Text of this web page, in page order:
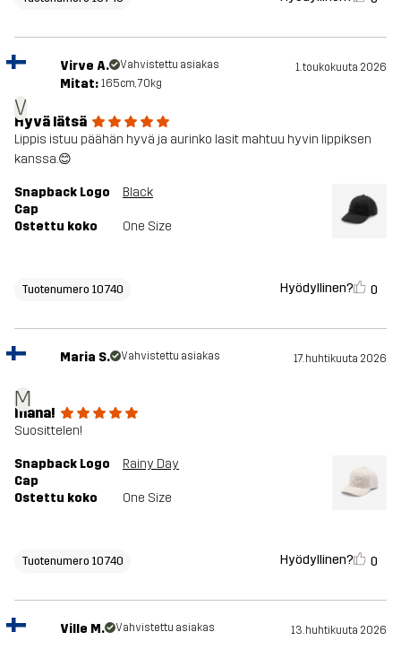
V
Virve A. Vahvistettu asiakas 1. toukokuuta 2026
Mitat: 165cm, 70kg
Hyvä lätsä
Lippis istuu päähän hyvä ja aurinko lasit mahtuu hyvin lippiksen
kanssa.😊
Snapback Logo
Cap
Black
Ostettu koko One Size
Tuotenumero 10740 Hyödyllinen? 0
M
Maria S. Vahvistettu asiakas 17. huhtikuuta 2026
Ihana!
Suosittelen!
Snapback Logo
Cap
Rainy Day
Ostettu koko One Size
Tuotenumero 10740 Hyödyllinen? 0
Ville M. Vahvistettu asiakas 13. huhtikuuta 2026